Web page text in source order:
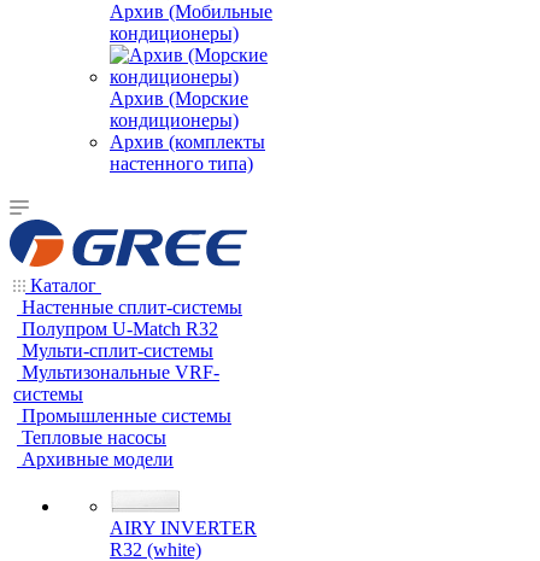
Архив (Мобильные
кондиционеры)
Архив (Морские
кондиционеры)
Архив (комплекты
настенного типа)
Каталог
Настенные сплит-системы
Полупром U-Match R32
Мульти-сплит-системы
Мультизональные VRF-
системы
Промышленные системы
Тепловые насосы
Архивные модели
AIRY INVERTER
R32 (white)